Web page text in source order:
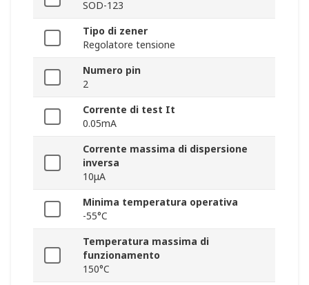
SOD-123
Tipo di zener
Regolatore tensione
Numero pin
2
Corrente di test It
0.05mA
Corrente massima di dispersione
inversa
10μA
Minima temperatura operativa
-55°C
Temperatura massima di
funzionamento
150°C